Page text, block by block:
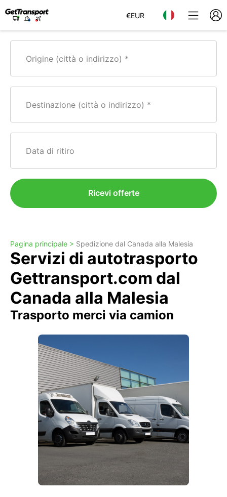
€EUR
Origine (città o indirizzo)
Destinazione (città o indirizzo)
Data di ritiro
Ricevi offerte
Pagina principale > Spedizione dal Canada alla Malesia
Servizi di autotrasporto
Gettransport.com dal
Canada alla Malesia
Trasporto merci via camion